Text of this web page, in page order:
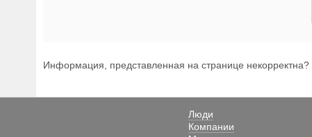
Информация, представленная на странице некорректна?
Люди
Компании